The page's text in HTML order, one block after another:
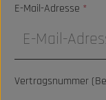
E-Mail-Adresse *
Vertragsnummer